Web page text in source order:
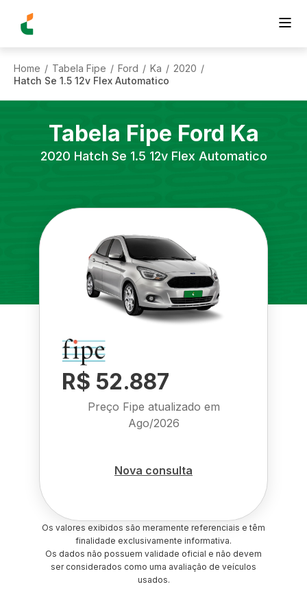
Home / Tabela Fipe / Ford / Ka / 2020 /
Hatch Se 1.5 12v Flex Automatico
Tabela Fipe Ford Ka
2020 Hatch Se 1.5 12v Flex Automatico
R$ 52.887
Preço Fipe atualizado em
Ago/2026
Nova consulta
Os valores exibidos são meramente referenciais e têm
finalidade exclusivamente informativa.
Os dados não possuem validade oficial e não devem
ser considerados como uma avaliação de veículos
usados.